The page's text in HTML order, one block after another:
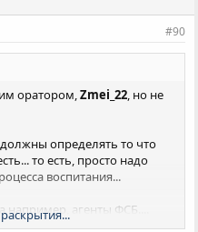
#90
оратором,Zmei_22, но не
определять то что
то есть, просто надо
воспитания...
например, агенты ФСБ....